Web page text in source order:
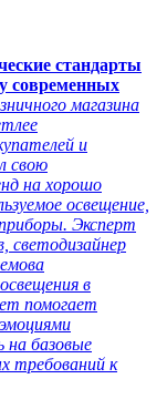
стандарты
современных
магазина
и
свою
на хорошо
освещение,
Эксперт
светодизайнер
в
помогает
базовые
требований к